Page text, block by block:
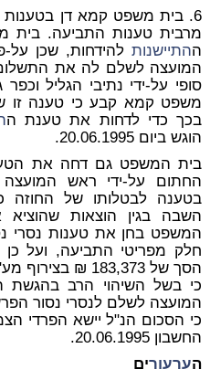
6. בית משפט קמא דן בטענות
מרבית טענות התביעה. בית
ההתיישנותלהידחות, שכן על-
סופי על-ידי נתיבי הגליל
משפט קמא קבע כי טענה זו
בכך כדי לדחות את טענת ה
הוגש ביום 20.06.1995.
בית המשפט גם דחה את
החתום על-ידי ראש המועצה
בטענה לבטלותו של החוזה
השבה בגין הוצאות
המשפט בחן את טענות נסרי
חלק מפריטי התביעה, ועל
הסך של 183,373
כי בשל השיהוי הרב בהגשת
המועצה לשלם לנסרי נסור
כי הסכום הנ"ל יישא הפרדי
החשבון 20.06.1995.
הערעורים